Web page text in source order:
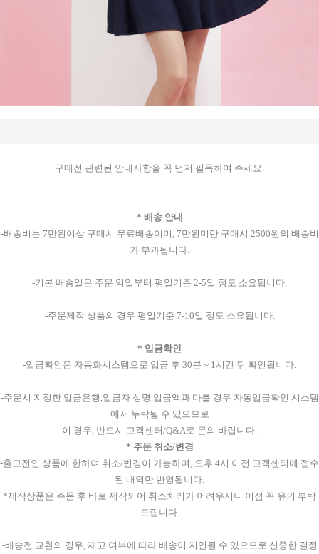
구매전 관련된 안내사항을 꼭 먼저 필독하여 주세요.
* 배송 안내
-배송비는 7만원이상 구매시 무료배송이며, 7만원미만 구매시 2500원의 배송비
가 부과됩니다.
-기본 배송일은 주문 익일부터 평일기준 2-5일 정도 소요됩니다.
-주문제작 상품의 경우 평일기준 7-10일 정도 소요됩니다.
* 입금확인
-입금확인은 자동화시스템으로 입금 후 30분 ~ 1시간 뒤 확인됩니다.
-주문시 지정한 입금은행,입금자 성명,입금액과 다를 경우 자동입금확인 시스템
에서 누락될 수 있으므로
이 경우, 반드시 고객센터/Q&A로 문의 바랍니다.
* 주문 취소/변경
-출고전인 상품에 한하여 취소/변경이 가능하며, 오후 4시 이전 고객센터에 접수
된 내역만 반영됩니다.
*제작상품은 주문 후 바로 제작되어 취소처리가 어려우시니 이점 꼭 유의 부탁
드립니다.
-배송전 교환의 경우, 재고 여부에 따라 배송이 지연될 수 있으므로 신중한 결정